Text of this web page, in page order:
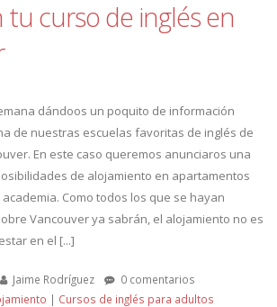
curso de inglés en
dándoos un poquito de información
de nuestras escuelas favoritas de inglés de
En este caso queremos anunciaros una
de alojamiento en apartamentos
Como todos los que se hayan
Vancouver ya sabrán, el alojamiento no es
en el [...]
Jaime Rodríguez
0 comentarios
| Cursos de inglés para adultos